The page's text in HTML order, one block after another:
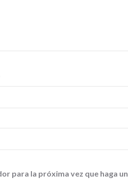
para la próxima vez que haga un